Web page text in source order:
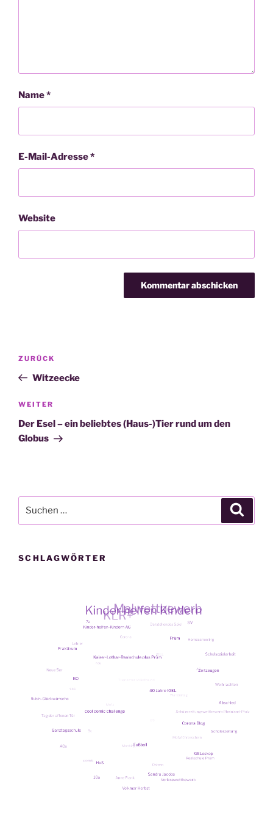
Name*
E-Mail-Adresse*
Website
Beitragsnavigation
Vorheriger
Beitrag
ZURÜCK
Witzeecke
Nächster
Beitrag
WEITER
Der Esel – ein beliebtes (Haus-)Tier rund um den
Globus
nach:
SCHLAGWÖRTER